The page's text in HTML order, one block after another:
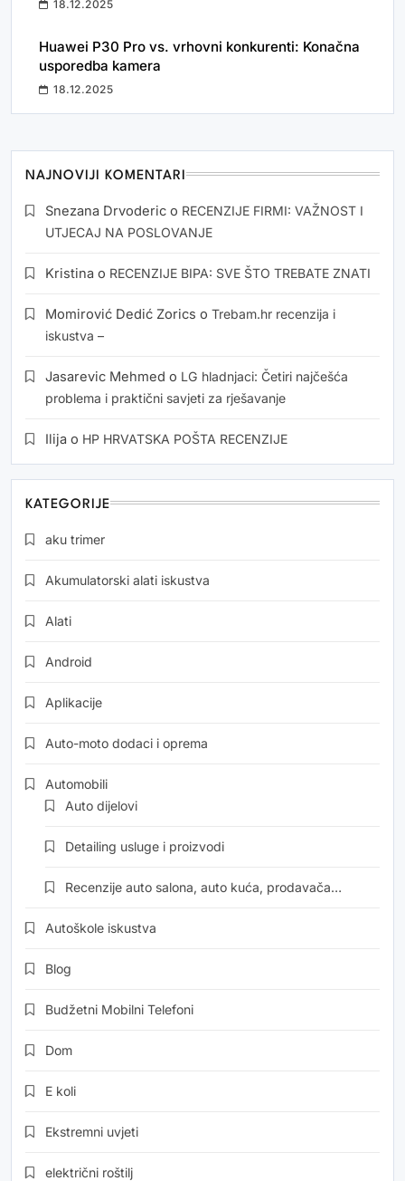
18.12.2025
Huawei P30 Pro vs. vrhovni konkurenti: Konačna
usporedba kamera
18.12.2025
NAJNOVIJI KOMENTARI
Snezana Drvoderic o RECENZIJE FIRMI: VAŽNOST I
UTJECAJ NA POSLOVANJE
Kristina o RECENZIJE BIPA: SVE ŠTO TREBATE ZNATI
Momirović Dedić Zorics o Trebam.hr recenzija i
iskustva –
Jasarevic Mehmed o LG hladnjaci: Četiri najčešća
problema i praktični savjeti za rješavanje
Ilija o HP HRVATSKA POŠTA RECENZIJE
KATEGORIJE
aku trimer
Akumulatorski alati iskustva
Alati
Android
Aplikacije
Auto-moto dodaci i oprema
Automobili
Auto dijelovi
Detailing usluge i proizvodi
Recenzije auto salona, auto kuća, prodavača…
Autoškole iskustva
Blog
Budžetni Mobilni Telefoni
Dom
E koli
Ekstremni uvjeti
električni roštilj